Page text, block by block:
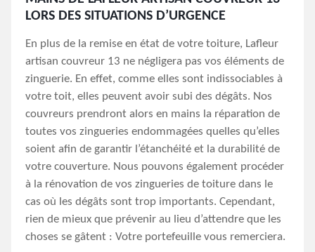
LORS DES SITUATIONS D’URGENCE
En plus de la remise en état de votre toiture, Lafleur
artisan couvreur 13 ne négligera pas vos éléments de
zinguerie. En effet, comme elles sont indissociables à
votre toit, elles peuvent avoir subi des dégâts. Nos
couvreurs prendront alors en mains la réparation de
toutes vos zingueries endommagées quelles qu’elles
soient afin de garantir l’étanchéité et la durabilité de
votre couverture. Nous pouvons également procéder
à la rénovation de vos zingueries de toiture dans le
cas où les dégâts sont trop importants. Cependant,
rien de mieux que prévenir au lieu d’attendre que les
choses se gâtent : Votre portefeuille vous remerciera.